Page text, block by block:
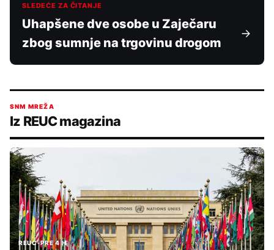
SLEDEĆE ZA ČITANJE
Uhapšene dve osobe u Zaječaru
zbog sumnje na trgovinu drogom
SNM MREŽA
Iz REUC magazina
REUC•PRE 4 H